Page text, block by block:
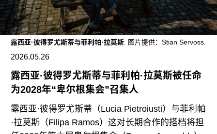
广告
订阅
往期内容
联系我们
关注我们
露西亚·彼得罗尤斯蒂与菲利帕·拉莫斯 . 图片提供：Stian Servoss.
2026.05.26
露西亚·彼得罗尤斯蒂与菲利帕·拉莫斯被任命
为2028年“卑尔根集会”召集人
露西亚·彼得罗尤斯蒂（Lucia Pietroiusti）与菲利帕
·拉莫斯（Filipa Ramos）这对长期合作的搭档将担